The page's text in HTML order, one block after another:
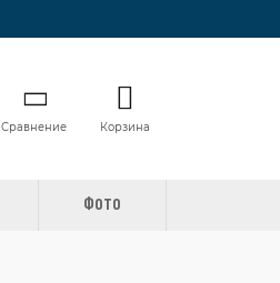
Сравнение Корзина
ФОТО